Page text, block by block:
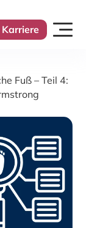
Karriere
Fuß – Teil 4: